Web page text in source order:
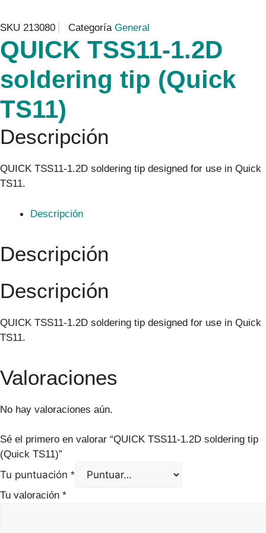
SKU 213080 Categoría General
QUICK TSS11-1.2D
soldering tip (Quick
TS11)
Descripción
QUICK TSS11-1.2D soldering tip designed for use in Quick
TS11.
Descripción
Descripción
Descripción
QUICK TSS11-1.2D soldering tip designed for use in Quick
TS11.
Valoraciones
No hay valoraciones aún.
Sé el primero en valorar “QUICK TSS11-1.2D soldering tip
(Quick TS11)”
Tu puntuación *
Tu valoración *